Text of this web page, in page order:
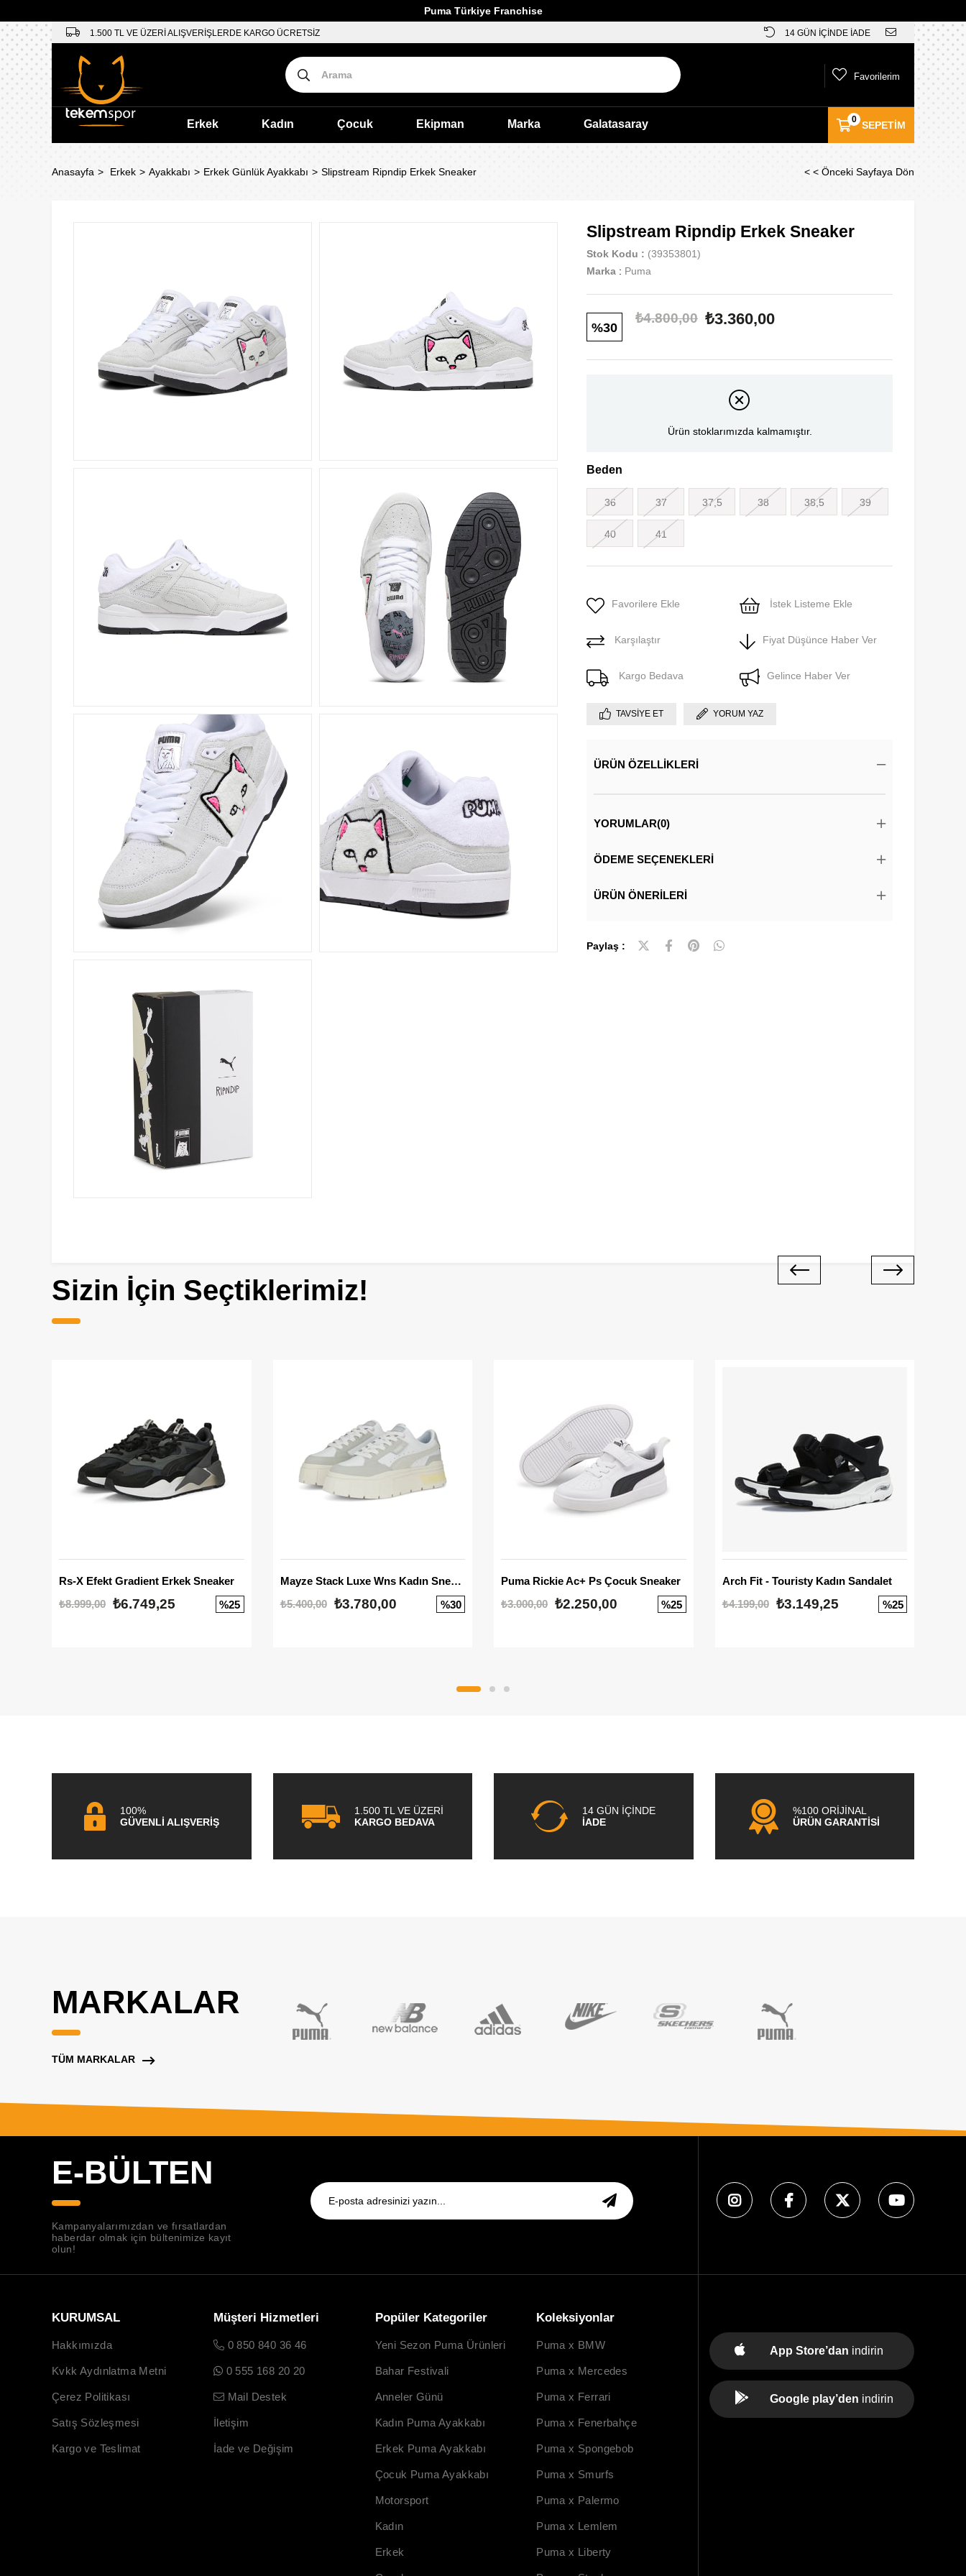
Puma Türkiye Franchise
1.500 TL VE ÜZERİ ALIŞVERİŞLERDE KARGO ÜCRETSİZ 14 GÜN İÇİNDE İADE
SEPETIM
0
Favorilerim
Erkek Kadın Çocuk Ekipman Marka Galatasaray
Anasayfa Erkek Ayakkabı Erkek Günlük Ayakkabı Slipstream Ripndip Erkek Sneaker < < Önceki Sayfaya Dön
Slipstream Ripndip Erkek Sneaker
Stok Kodu
(39353801)
Marka : Puma
30
₺4.800,00 ₺3.360,00
Ürün stoklarımızda kalmamıştır.
Beden
36 37 37,5 38 38,5 39
40 41
Favorilere Ekle İstek Listeme Ekle
Karşılaştır Fiyat Düşünce Haber Ver
Kargo Bedava Gelince Haber Ver
TAVSIYE ET YORUM YAZ
ÜRÜN ÖZELLIKLERI
YORUMLAR(0)
ÖDEME SEÇENEKLERI
ÜRÜN ÖNERILERI
Paylaş :
Sizin İçin Seçtiklerimiz!
Rs-X Efekt Gradient Erkek Sneaker
₺8.999,00 ₺6.749,25 %25
Mayze Stack Luxe Wns Kadın Sneaker
₺5.400,00
₺3.780,00 %30
Puma Rickie Ac+ Ps Çocuk Sneaker
₺3.000,00 ₺2.250,00 %25
Arch Fit - Touristy Kadın Sandalet
₺4.199,00
₺3.149,25 %25
100%
GÜVENLİ ALIŞVERİŞ
1.500 TL VE ÜZERİ
KARGO BEDAVA
14 GÜN İÇİNDE
İADE
%100 ORİJİNAL
ÜRÜN GARANTİSİ
MARKALAR
TÜM MARKALAR
E-BÜLTEN
Kampanyalarımızdan ve fırsatlardan
haberdar olmak için bültenimize kayıt
olun!
KURUMSAL
Hakkımızda
Kvkk Aydınlatma Metni
Çerez Politikası
Satış Sözleşmesi
Kargo ve Teslimat
Müşteri Hizmetleri
0 850 840 36 46
0 555 168 20 20
Mail Destek
İletişim
İade ve Değişim
Popüler Kategoriler
Yeni Sezon Puma Ürünleri
Bahar Festivali
Anneler Günü
Kadın Puma Ayakkabı
Erkek Puma Ayakkabı
Çocuk Puma Ayakkabı
Motorsport
Kadın
Erkek
Koleksiyonlar
Puma x BMW
Puma x Mercedes
Puma x Ferrari
Puma x Fenerbahçe
Puma x Spongebob
Puma x Smurfs
Puma x Palermo
Puma x Lemlem
Puma x Liberty
App Store’dan indirin
Google play’den indirin